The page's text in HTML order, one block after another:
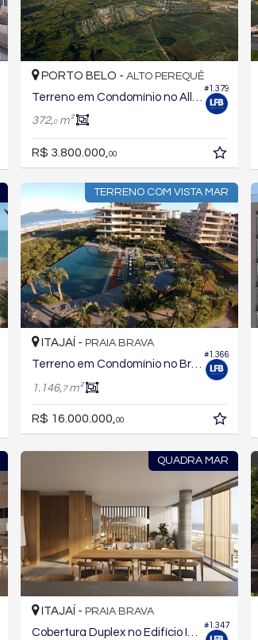
#1.379
PORTO BELO - ALTO PEREQUÊ
372,0m²
R$ 3.800.000, 00
TERRENO COM VISTA MAR
#1.366
ITAJAÍ - PRAIA BRAVA
Terreno em Condomínio no Bravissima Private Residence
1.146,7m²
R$ 16.000.000,00
QUADRA MAR
#1.347
ITAJAÍ - PRAIA BRAVA
Cobertura Duplex no Edifício Ios Residencial